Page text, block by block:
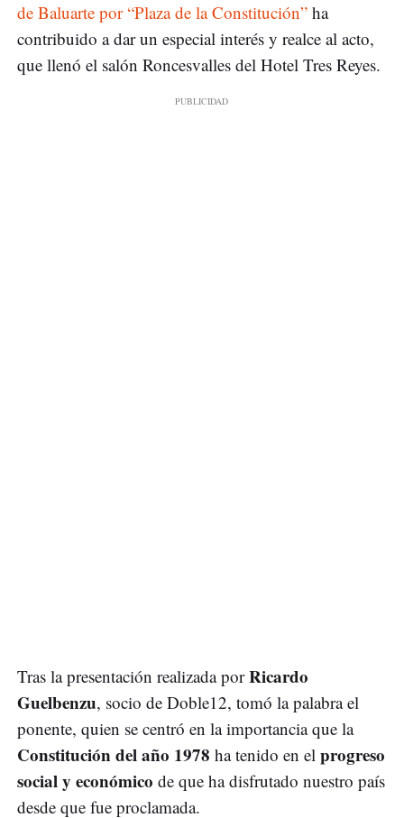
de Baluarte por “Plaza de la Constitución” ha
contribuido a dar un especial interés y realce al acto,
que llenó el salón Roncesvalles del Hotel Tres Reyes.
Tras la presentación realizada porRicardo
Guelbenzu, socio de Doble12, tomó la palabra el
ponente, quien se centró en la importancia que la
Constitución del año 1978 ha tenido en el progreso
social y económico de que ha disfrutado nuestro país
desde que fue proclamada.